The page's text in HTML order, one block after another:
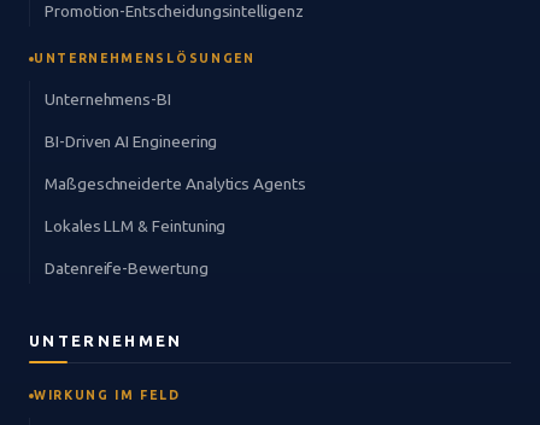
Promotion-Entscheidungsintelligenz
UNTERNEHMENSLÖSUNGEN
Unternehmens-BI
BI-Driven AI Engineering
Maßgeschneiderte Analytics Agents
Lokales LLM & Feintuning
Datenreife-Bewertung
UNTERNEHMEN
WIRKUNG IM FELD